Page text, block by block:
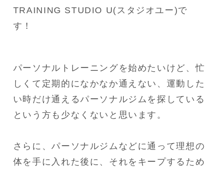
TRAINING STUDIO U(スタジオユー)で
す！
パーソナルトレーニングを始めたいけど、忙
しくて定期的になかなか通えない、運動した
い時だけ通えるパーソナルジムを探している
という方も少なくないと思います。
さらに、パーソナルジムなどに通って理想の
体を手に入れた後に、それをキープするため